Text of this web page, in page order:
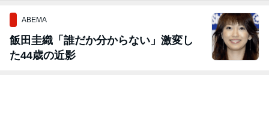
ABEMA
飯田圭織「誰だか分からない」激変し
た44歳の近影